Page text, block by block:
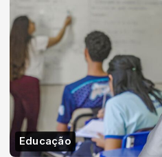
Educação